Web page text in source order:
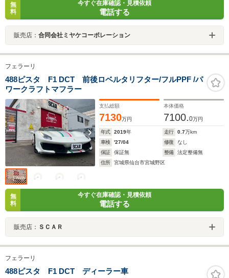
無
料
今すぐ在庫確認・見積依頼
電話する
販売店： 合同会社ミヤケコーポレーション
フェラーリ
488ピスタ F1 DCT 前後ロベルタリフター/フルPPF /パ
ワークラフトマフラー
支払総額
7130万円
本体価格
7100.0万円
年式 2019年 走行 0.7万km
車検
'27/04 修復
なし
保証
保証無 整備
法定整備無
住所
宮城県仙台市宮城野区
無
料
今すぐ在庫確認・見積依頼
電話する
販売店： ＳＣＡＲ
フェラーリ
488ピスタ F1 DCT ディーラー車